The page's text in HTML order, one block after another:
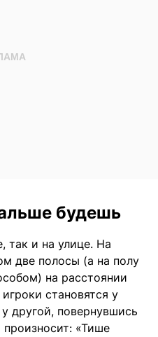
будешь
так и на улице. На
две полосы (а на полу
на расстоянии
становятся у
другой, повернувшись
«Тише